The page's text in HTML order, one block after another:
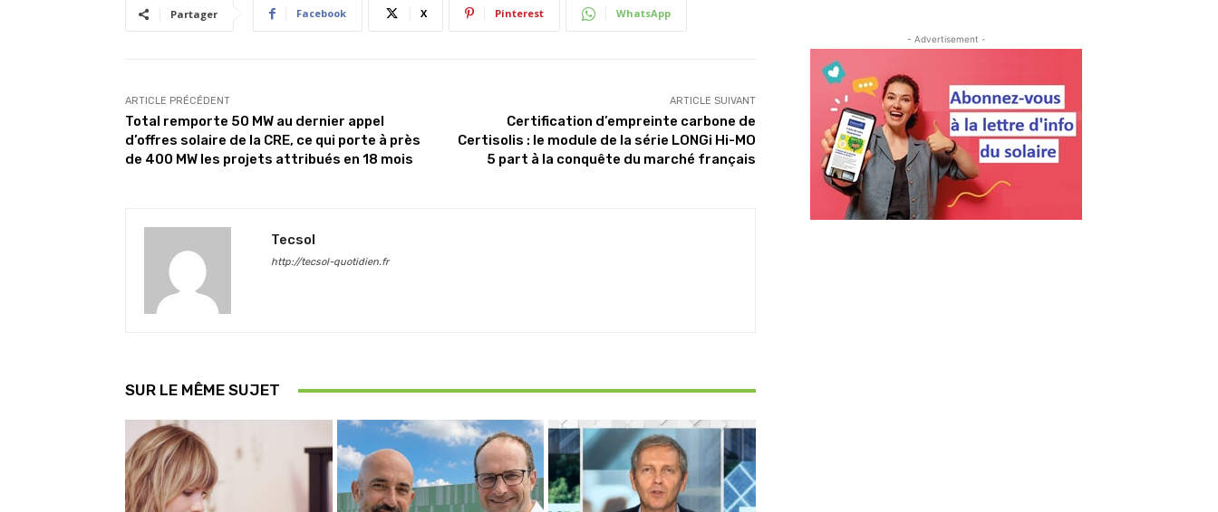
Partager Facebook X Pinterest WhatsApp
ARTICLE PRÉCÉDENT
Total remporte 50 MW au dernier appel
d’offres solaire de la CRE, ce qui porte à près
de 400 MW les projets attribués en 18 mois
ARTICLE SUIVANT
Certification d’empreinte carbone de
Certisolis : le module de la série LONGi Hi-MO
5 part à la conquête du marché français
Tecsol
http://tecsol-quotidien.fr
SUR LE MÊME SUJET
- Advertisement -